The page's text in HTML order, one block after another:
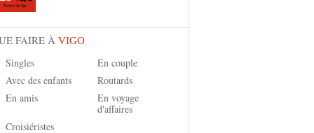
FAIRE À VIGO
Singles
En couple
Avec des enfants
Routards
En amis
En voyage
d'affaires
Croisiéristes